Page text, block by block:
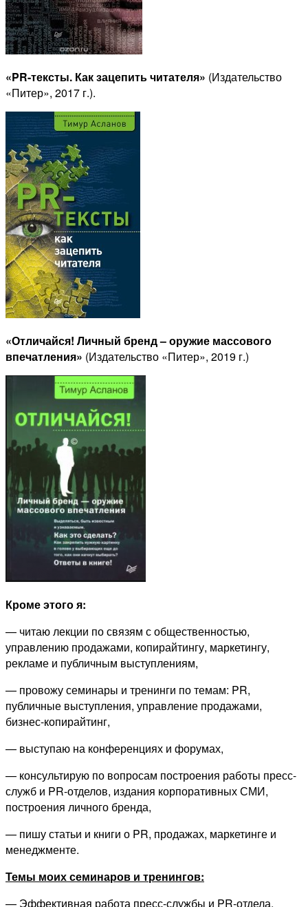
«PR-тексты. Как зацепить читателя» (Издательство
«Питер», 2017 г.).
«Отличайся! Личный бренд – оружие массового
впечатления» (Издательство «Питер», 2019 г.)
Кроме этого я:
— читаю лекции по связям с общественностью,
управлению продажами, копирайтингу, маркетингу,
рекламе и публичным выступлениям,
— провожу семинары и тренинги по темам: PR,
публичные выступления, управление продажами,
бизнес-копирайтинг,
— выступаю на конференциях и форумах,
— консультирую по вопросам построения работы пресс-
служб и PR-отделов, издания корпоративных СМИ,
построения личного бренда,
— пишу статьи и книги о PR, продажах, маркетинге и
менеджменте.
Темы моих семинаров и тренингов:
— Эффективная работа пресс-службы и PR-отдела,